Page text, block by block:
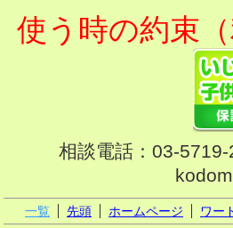
使う時の約束
相談電話：03-
一覧 先頭 ホームページ ワー